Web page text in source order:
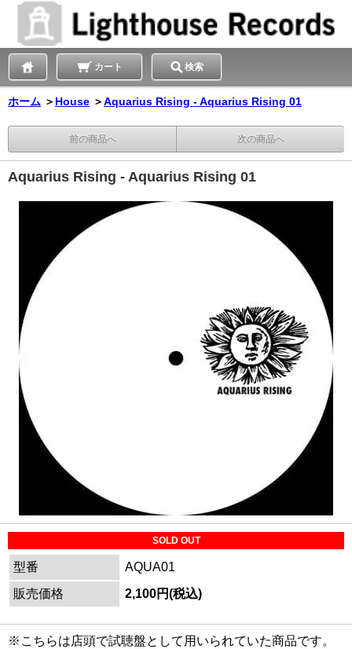
カート 検索
ホーム ＞ House ＞Aquarius Rising - Aquarius Rising 01
前の商品へ 次の商品へ
Aquarius Rising - Aquarius Rising 01
SOLD OUT
型番
AQUA01
販売価格
2,100円(税込)
※こちらは店頭で試聴盤として用いられていた商品です。